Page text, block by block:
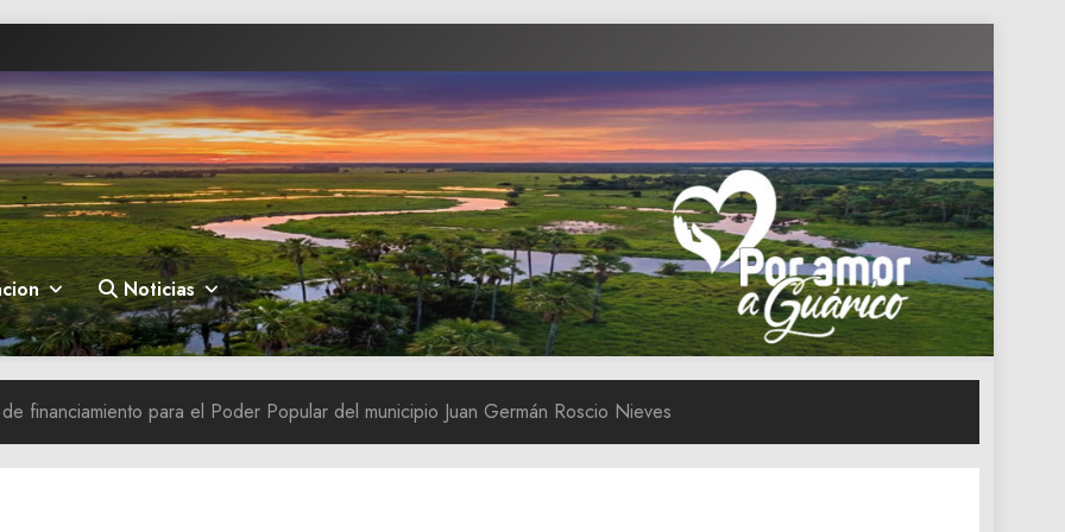
Noticias
financiamiento para el Poder Popular del municipio Juan Germán Roscio Nieves